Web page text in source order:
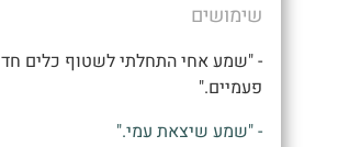
שימושים
- "שמע אחי התחלתי לשטוף כלים חד
פעמיים."
- "שמע שיצאת עמי."